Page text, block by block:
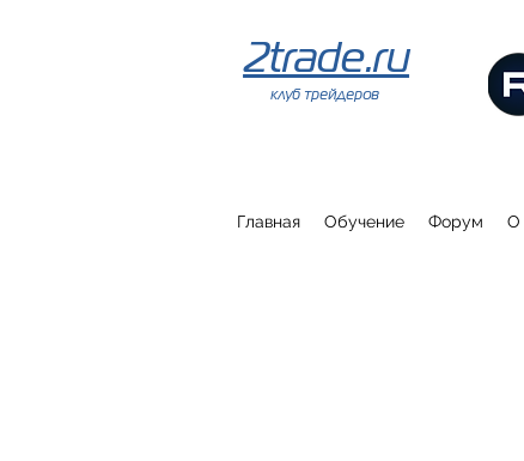
2trade.ru
клуб трейдеров
Главная Обучение Форум О